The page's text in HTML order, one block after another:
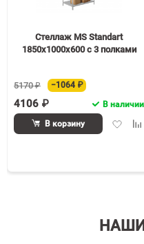
Стеллаж MS Standart
1850х1000х600 c 3 полками
5170 ₽ −1064 ₽
4106 ₽ В наличии
В корзину